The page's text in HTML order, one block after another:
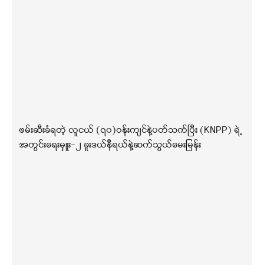
ဖမ်းဆီးခံရတဲ့ လူငယ် (၇၀)ဝန်းကျင်နဲ့ပတ်သက်ပြီး (KNPP) ရဲ့
အတွင်းရေးမှူး-၂ ခူးဒယ်နီရယ်နဲ့ဆက်သွယ်မေးမြန်း